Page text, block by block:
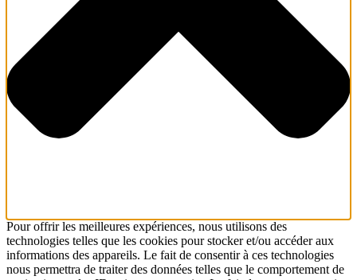
Pour offrir les meilleures expériences, nous utilisons des
technologies telles que les cookies pour stocker et/ou accéder aux
informations des appareils. Le fait de consentir à ces technologies
nous permettra de traiter des données telles que le comportement de